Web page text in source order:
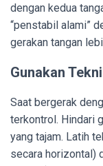
dengan kedua
“penstabil alami”
gerakan tangan
Gunakan
Saat bergerak
terkontrol. Hindari
yang tajam. Latih
secara horizontal)